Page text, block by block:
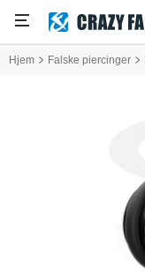
Hjem Falske piercinger